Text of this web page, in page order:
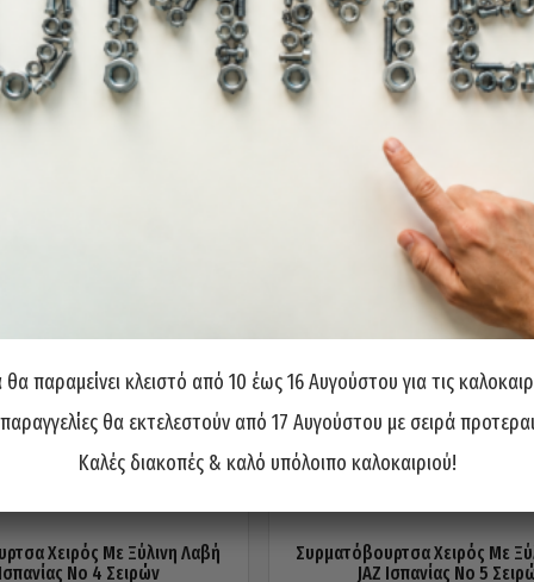
Χειρός Με Ξύλινη Λαβή
No 4 Σειρών
Συρματόβουρτσα Χειρός Με
JAZ Ισπανίας No 5
παραμείνει κλειστό από 10 έως 16 Αυγούστου για τις
θα εκτελεστούν από 17 Αυγούστου με σειρά
Καλές διακοπές & καλό υπόλοιπο καλοκαιριού!